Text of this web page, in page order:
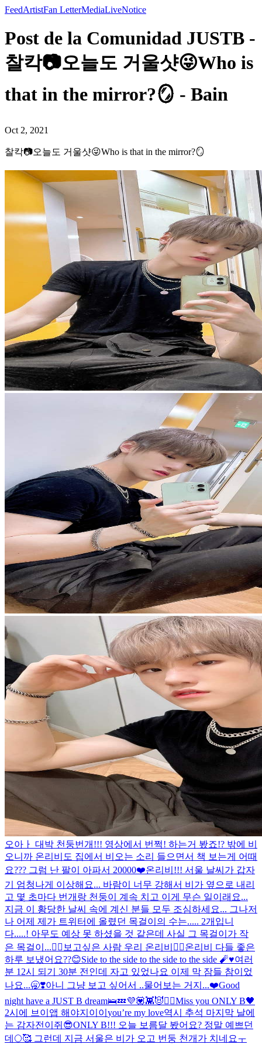
FeedArtistFan LetterMediaLiveNotice
Post de la Comunidad JUSTB -
찰칵📷오늘도 거울샷😜Who is
that in the mirror?🪞 - Bain
Oct 2, 2021
찰칵📷오늘도 거울샷😜Who is that in the mirror?🪞
오아ㅏ 대박 천둥번개!!! 영상에서 번쩍! 하는거 봤죠!? 밖에 비
오니까 온리비도 집에서 비오는 소리 들으면서 책 보는게 어때
요??? 그럼 난 팔이 아파서 20000❤️온리비!!! 서울 날씨가 갑자
기 엄청나게 이상해요... 바람이 너무 강해서 비가 옆으로 내리
고 몇 초마다 번개랑 천둥이 계속 치고 이게 무슨 일이래요...
지금 이 황당한 날씨 속에 계신 분들 모두 조심하세요... 그나저
나 어제 제가 트위터에 올렸던 목걸이의 수는..... 2개입니
다.....! 아무도 예상 못 하셨을 것 같은데 사실 그 목걸이가 작
은 목걸이...❤️‍🔥보고싶은 사람 우리 온리비❤️‍🔥온리비 다들 좋은
하루 보냈어요??😊Side to the side to the side to the side 🧨♥️여러
분 12시 되기 30분 전인데 자고 있었나요 이제 막 잠들 참이었
나요...🥱❣️아니 그냥 보고 싶어서 ..물어보는 거지...❤️Good
night have a JUST B dream🛌💤💜💟👾😈🙆‍♀️Miss you ONLY B🖤
2시에 브이앱 해야지이이 you’re my love역시 추석 마지막 날에
는 감자전이쥐😎ONLY B!!! 오늘 보름달 봤어요? 정말 예쁘던
데🌕🥰 그런데 지금 서울은 비가 오고 번둥 천개가 치네요ㅜ